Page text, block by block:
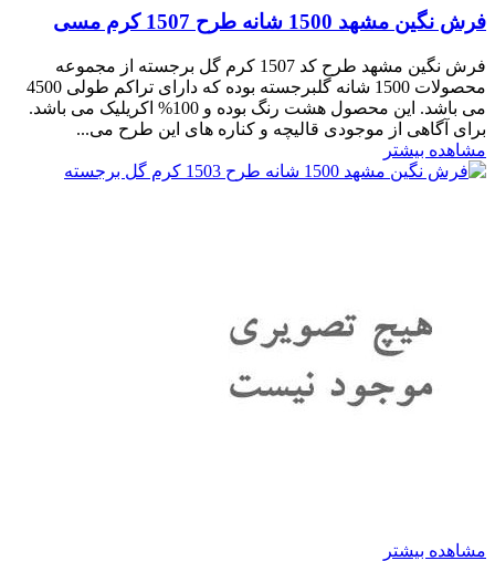
فرش نگین مشهد 1500 شانه طرح 1507 کرم مسی
فرش نگین مشهد طرح کد 1507 کرم گل برجسته از مجموعه
محصولات 1500 شانه گلبرجسته بوده که دارای تراکم طولی 4500
می باشد. این محصول هشت رنگ بوده و 100% اکریلیک می باشد.
برای آگاهی از موجودی قالیچه و کناره های این طرح می...
مشاهده بیشتر
مشاهده بیشتر